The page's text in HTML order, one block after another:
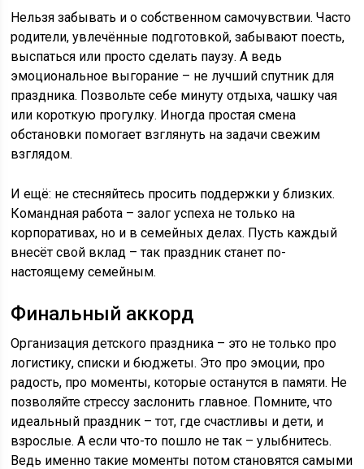
Нельзя забывать и о собственном самочувствии. Часто
родители, увлечённые подготовкой, забывают поесть,
выспаться или просто сделать паузу. А ведь
эмоциональное выгорание – не лучший спутник для
праздника. Позвольте себе минуту отдыха, чашку чая
или короткую прогулку. Иногда простая смена
обстановки помогает взглянуть на задачи свежим
взглядом.
И ещё: не стесняйтесь просить поддержки у близких.
Командная работа – залог успеха не только на
корпоративах, но и в семейных делах. Пусть каждый
внесёт свой вклад – так праздник станет по-
настоящему семейным.
Финальный аккорд
Организация детского праздника – это не только про
логистику, списки и бюджеты. Это про эмоции, про
радость, про моменты, которые останутся в памяти. Не
позволяйте стрессу заслонить главное. Помните, что
идеальный праздник – тот, где счастливы и дети, и
взрослые. А если что-то пошло не так – улыбнитесь.
Ведь именно такие моменты потом становятся самыми